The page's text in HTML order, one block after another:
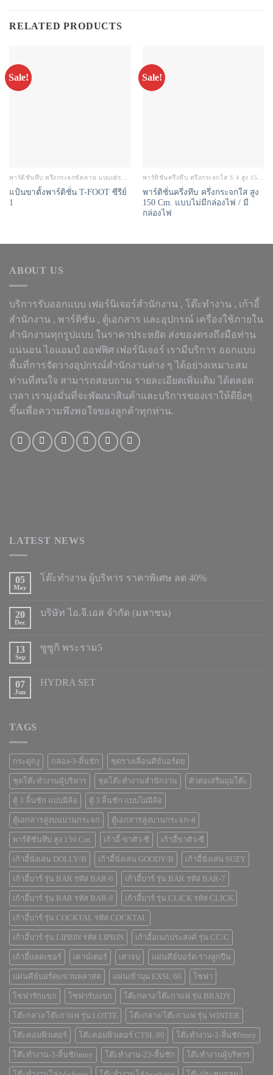
RELATED PRODUCTS
Sale!
แป้นขาตั้งพาร์ติชั่น T-FOOT ซีรีย์
1
Sale!
พาร์ติชั่นครึ่งทึบ ครึ่งกระจกใส สูง
150 Cm. แบบไม่มีกล่องไฟ / มี
กล่องไฟ
ABOUT US
บริการรับออกแบบ เฟอร์นิเจอร์สำนักงาน , โต๊ะทำงาน , เก้าอี้
สำนักงาน , พาร์ติชั่น , ตู้เอกสาร และอุปกรณ์ เครื่องใช้ภายใน
สำนักงานทุกรูปแบบ ในราคาประหยัด ส่งของตรงถึงมือท่าน
แน่นอน ไอแอมป์ ออฟฟิศ เฟอร์นิเจอร์ เรามีบริการ ออกแบบ
พื้นที่การจัดวางอุปกรณ์สำนักงานต่าง ๆ ได้อย่างเหมาะสม
ท่านที่สนใจ สามารถสอบถาม รายละเอียดเพิ่มเติม ได้ตลอด
เวลา เรามุ่งมั่นที่จะพัฒนาสินค้าและบริการของเราให้ดียิ่งๆ
ขึ้นเพื่อความพึงพอใจของลูกค้าทุกท่าน.
LATEST NEWS
05
May
โต๊ะทำงาน ผู้บริหาร ราคาพิเศษ ลด 40%
20
Dec
บริษัท ไอ.จี.เอส จำกัด (มหาชน)
13
Sep
ซูซูกิ พระราม5
07
Jun
HYDRA SET
TAGS
กระดูกงู กล่อง-3-ลิ้นชัก ชุดรางเลื่อนคีย์บอร์ดย
ชุดโต๊ะทำงานผู้บริหาร ชุดโต๊ะทำงานสำนักงาน ตัวต่อเสริมมุมโต๊ะ
ตู้ 3 ลิ้นชัก แบบมีล้อ ตู้ 3 ลิ้นชัก แบบไม่มีล้อ
ตู้เอกสารสูงบนบานกระจก ตู้เอกสารสูงบานกระจก-ล่
พาร์ติชั่นทึบ สูง 150 Cm. เก้าอี้-ขาตัว-ซี เก้าอี้ขาตัว-ซี
เก้าอี้นั่งเล่น DOLLY/B เก้าอี้นั่งเล่น GOODY/B เก้าอี้นั่งเล่น SUZY
เก้าอี้บาร์ รุ่น BAR รหัส BAR-6 เก้าอี้บาร์ รุ่น BAR รหัส BAR-7
เก้าอี้บาร์ รุ่น BAR รหัส BAR-8 เก้าอี้บาร์ รุ่น CLICK รหัส CLICK
เก้าอี้บาร์ รุ่น COCKTAL รหัส COCKTAL
เก้าอี้บาร์ รุ่น LIPBIN รหัส LIPBIN เก้าอี้อเนกประสงค์ รุ่น CC/C
เก้าอี้แลคเชอร์ เคาน์เตอร์ เสาจบ แผ่นคีย์บอร์ด-รางลูกปืน
แผ่นคีย์บอร์ดแขวนพลาสต แผ่นเข้ามุม EXSL 60 โซฟา
โซฟารักแขก โซฟารับแขก โต๊ะกลาง/โต๊ะกาแฟ รุ่น BRADY
โต๊ะกลาง/โต๊ะกาแฟ รุ่น LOTTE โต๊ะกลาง/โต๊ะกาแฟ รุ่น WINTER
โต๊ะคอมพิวเตอร์ โต๊ะคอมพิวเตอร์ CTSL 80 โต๊ะทำงาน-2-ลิ้นชักmny
โต๊ะทำงาน-3-ลิ้นชักmny โต๊ะทำงาน-23-ลิ้นชัก โต๊ะทำงานผู้บริหาร